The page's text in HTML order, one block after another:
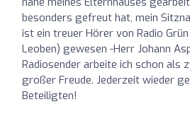
besonders gefreut hat, mein
ist ein treuer Hörer von Radio
Leoben) gewesen -Herr Johann
Radiosender arbeite ich schon als
großer Freude. Jederzeit wieder
Beteiligten!